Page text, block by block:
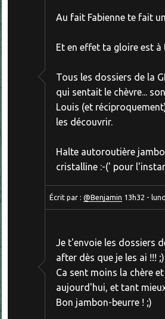
Au fait Fabienne te fait
Et en effet ta gloire est à
Tous les dossiers de la
qui sentait le chèvre...
Louis (et
les découvrir.
Halte autoroutière
cristalline :-(' pour
Écrit par : @Benjamin 13h32 -
Je t'envoie les dossiers
after dès que je les ai !!! ;)
Ca sent moins la chère
aujourd'hui, et tant
Bon jambon-beurre ! ;)